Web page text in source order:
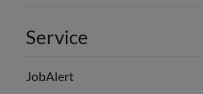
Service
JobAlert